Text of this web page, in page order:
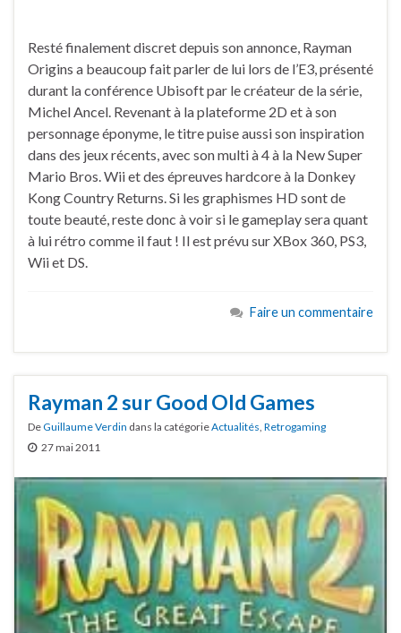
Resté finalement discret depuis son annonce, Rayman
Origins a beaucoup fait parler de lui lors de l’E3, présenté
durant la conférence Ubisoft par le créateur de la série,
Michel Ancel. Revenant à la plateforme 2D et à son
personnage éponyme, le titre puise aussi son inspiration
dans des jeux récents, avec son multi à 4 à la New Super
Mario Bros. Wii et des épreuves hardcore à la Donkey
Kong Country Returns. Si les graphismes HD sont de
toute beauté, reste donc à voir si le gameplay sera quant
à lui rétro comme il faut ! Il est prévu sur XBox 360, PS3,
Wii et DS.
Faire un commentaire
Rayman 2 sur Good Old Games
DeGuillaume Verdin dans la catégorieActualités, Retrogaming
27 mai 2011